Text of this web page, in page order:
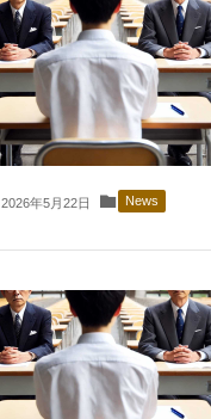
2026年5月22日 News